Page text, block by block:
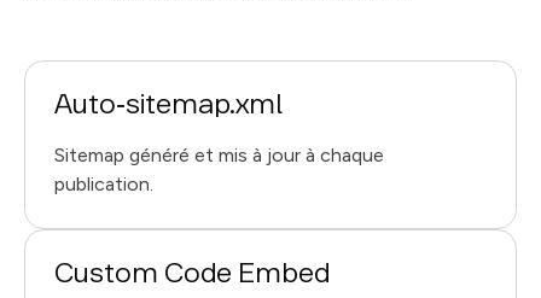
Auto‑sitemap.xml
Sitemap généré et mis à jour à chaque
publication.
Custom Code Embed